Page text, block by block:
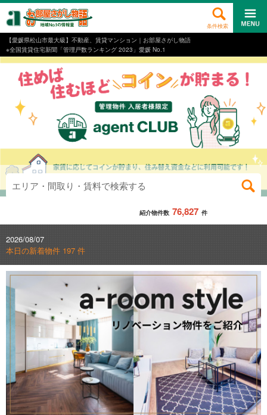
条件検索
【愛媛県松山市最大級】不動産、賃貸マンション｜お部屋さがし物語
※全国賃貸住宅新聞「管理戸数ランキング 2023」愛媛 No.1
紹介物件数 76,827 件
エリア・間取り・賃料で検索する
2026/08/07
本日の新着物件 197 件